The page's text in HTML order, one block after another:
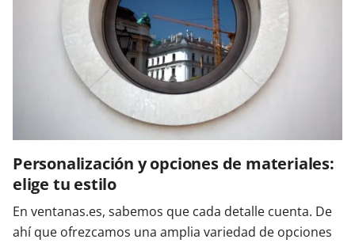
Personalización y opciones de materiales:
elige tu estilo
En ventanas.es, sabemos que cada detalle cuenta. De
ahí que ofrezcamos una amplia variedad de opciones